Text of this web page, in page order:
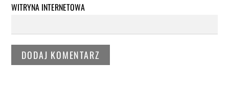
WITRYNA INTERNETOWA